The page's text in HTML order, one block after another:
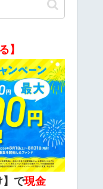
】
】で現金